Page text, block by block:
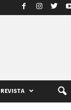
REVISTA